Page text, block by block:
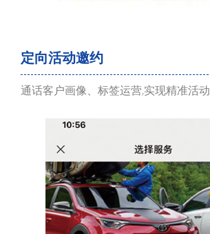
定向活动邀约
通话客户画像、标签运营,实现精准活